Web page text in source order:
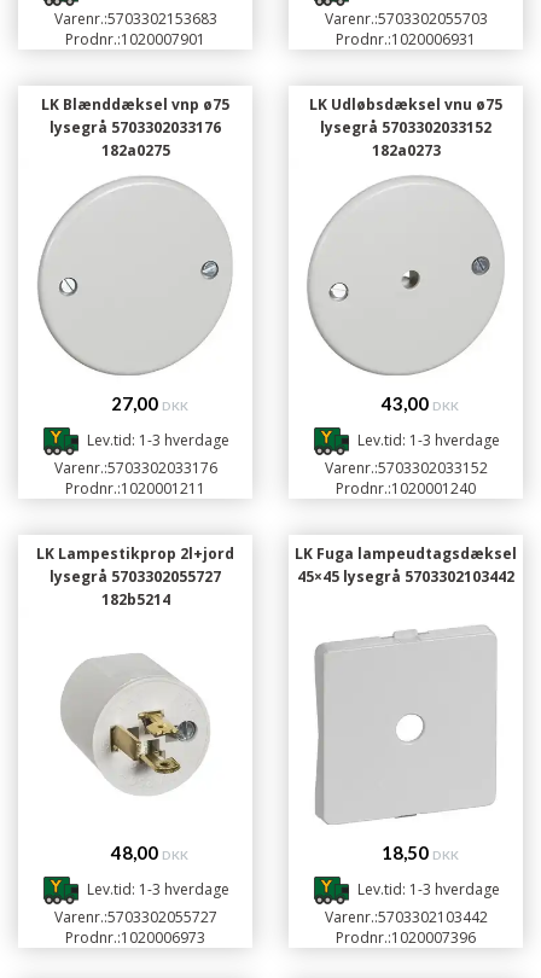
Varenr.:5703302153683
Prodnr.:1020007901
Varenr.:5703302055703
Prodnr.:1020006931
LK Blænddæksel vnp ø75
lysegrå 5703302033176
182a0275
27,00 DKK
Lev.tid: 1-3 hverdage
Varenr.:5703302033176
Prodnr.:1020001211
LK Udløbsdæksel vnu ø75
lysegrå 5703302033152
182a0273
43,00 DKK
Lev.tid: 1-3 hverdage
Varenr.:5703302033152
Prodnr.:1020001240
LK Lampestikprop 2l+jord
lysegrå 5703302055727
182b5214
48,00 DKK
Lev.tid: 1-3 hverdage
Varenr.:5703302055727
Prodnr.:1020006973
LK Fuga lampeudtagsdæksel
45×45 lysegrå 5703302103442
18,50 DKK
Lev.tid: 1-3 hverdage
Varenr.:5703302103442
Prodnr.:1020007396